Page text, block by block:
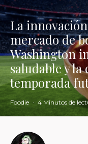
La
mercado de
Washington
saludable y la
temporada
Foodie · 4 Minutos de